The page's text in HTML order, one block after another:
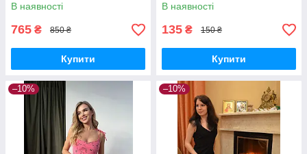
В наявності
765 ₴ 850 ₴
Купити
В наявності
135 ₴ 150 ₴
Купити
–10% –10%